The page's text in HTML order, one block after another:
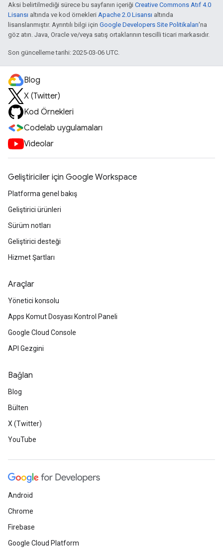
Aksi belirtilmediği sürece bu sayfanın içeriği Creative Commons Atıf 4.0
Lisansı altında ve kod örnekleri Apache 2.0 Lisansı altında
lisanslanmıştır. Ayrıntılı bilgi için Google Developers Site Politikaları'na
göz atın. Java, Oracle ve/veya satış ortaklarının tescilli ticari markasıdır.
Son güncelleme tarihi: 2025-03-06 UTC.
Blog
X (Twitter)
Kod Örnekleri
Codelab uygulamaları
Videolar
Geliştiriciler için Google Workspace
Platforma genel bakış
Geliştirici ürünleri
Sürüm notları
Geliştirici desteği
Hizmet Şartları
Araçlar
Yönetici konsolu
Apps Komut Dosyası Kontrol Paneli
Google Cloud Console
API Gezgini
Bağlan
Blog
Bülten
X (Twitter)
YouTube
Android
Chrome
Firebase
Google Cloud Platform